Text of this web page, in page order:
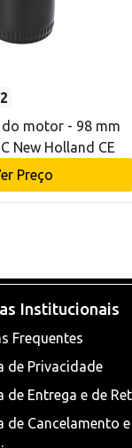
motor - 98 mm
New Holland CE
Preço
Institucionais
Frequentes
de Privacidade
de Entrega e de
de Cancelamento